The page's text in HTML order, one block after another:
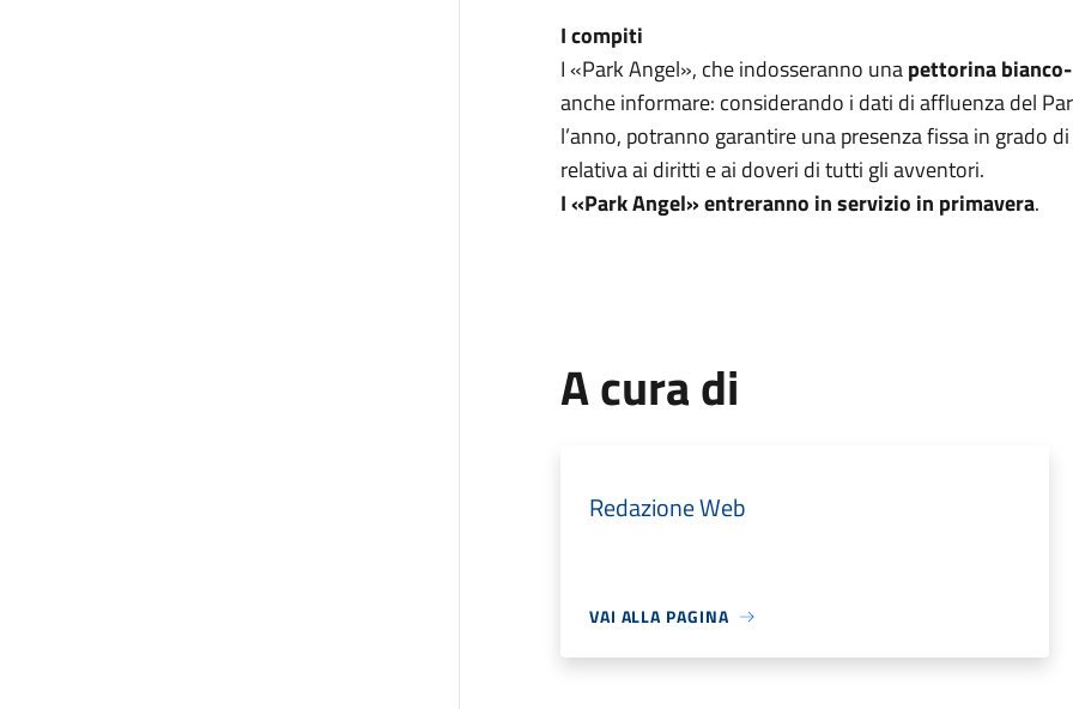
I compiti
I «Park Angel», che indosseranno unapettorina
anche informare: considerando i dati di affluenza del
l’anno, potranno garantire una presenza fissa in grado
relativa ai diritti e ai doveri di tutti gli avventori.
I «Park Angel» entreranno in servizio in primavera.
A cura di
Redazione Web
VAI ALLA PAGINA